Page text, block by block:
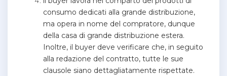
consumo dedicati alla grande distribuzione,
ma opera in nome del compratore, dunque
della casa di grande distribuzione estera.
Inoltre, il buyer deve verificare che, in seguito
alla redazione del contratto, tutte le sue
clausole siano dettagliatamente rispettate.